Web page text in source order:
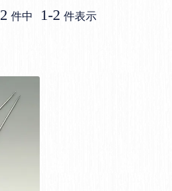
2 件中 1-2 件表示